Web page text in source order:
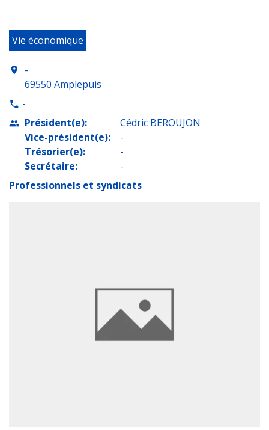
Vie économique
location_on
-
69550 Amplepuis
phone -
people Président(e):
Vice-président(e):
Trésorier(e):
Secrétaire:
Cédric BEROUJON
-
-
-
Professionnels et syndicats